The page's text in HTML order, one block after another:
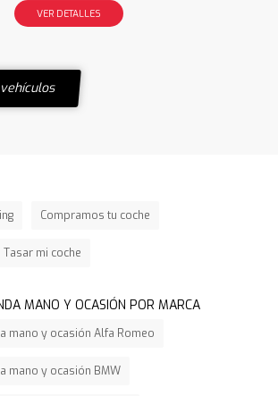
VER DETALLES
Compramos tu coche
Tasar mi coche
MANO Y OCASIÓN POR MARCA
mano y ocasión Alfa Romeo
mano y ocasión BMW